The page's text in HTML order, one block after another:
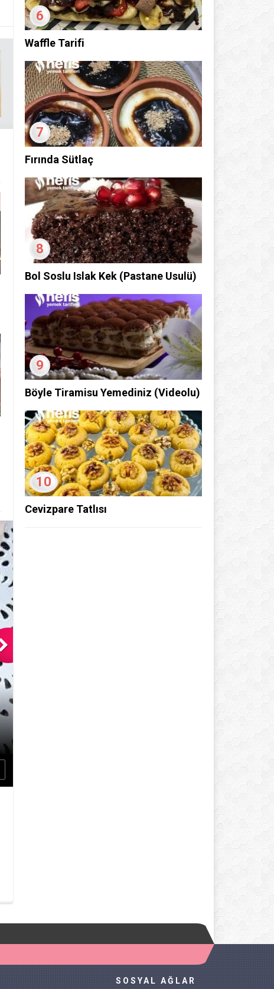
6
Waffle Tarifi
7
Fırında Sütlaç
8
Bol Soslu Islak Kek (Pastane Usulü)
9
Böyle Tiramisu Yemediniz (Videolu)
10
Cevizpare Tatlısı
SOSYAL AĞLAR